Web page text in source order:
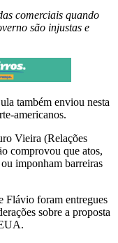
comerciais quando
são injustas e
também enviou nesta
americanos.
Vieira (Relações
comprovou que atos,
imponham barreiras
Flávio foram entregues
sobre a proposta